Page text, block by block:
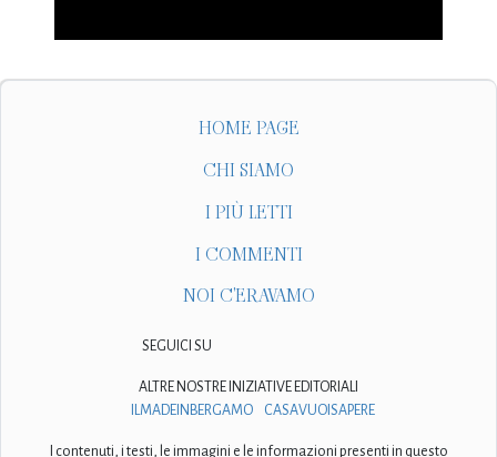
HOME PAGE
CHI SIAMO
I PIÙ LETTI
I COMMENTI
NOI C'ERAVAMO
SEGUICI SU
ALTRE NOSTRE INIZIATIVE EDITORIALI
ILMADEINBERGAMO
CASAVUOISAPERE
I contenuti, i testi, le immagini e le informazioni presenti in questo